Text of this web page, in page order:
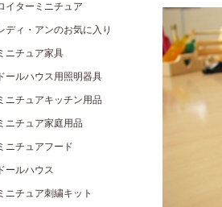
イターミニチュア
ディ・アンのお気に入り
ニチュア家具
ドールハウス用照明器具
ニチュアキッチン用品
ニチュア家庭用品
ニチュアフード
ドールハウス
ニチュア刺繍キット